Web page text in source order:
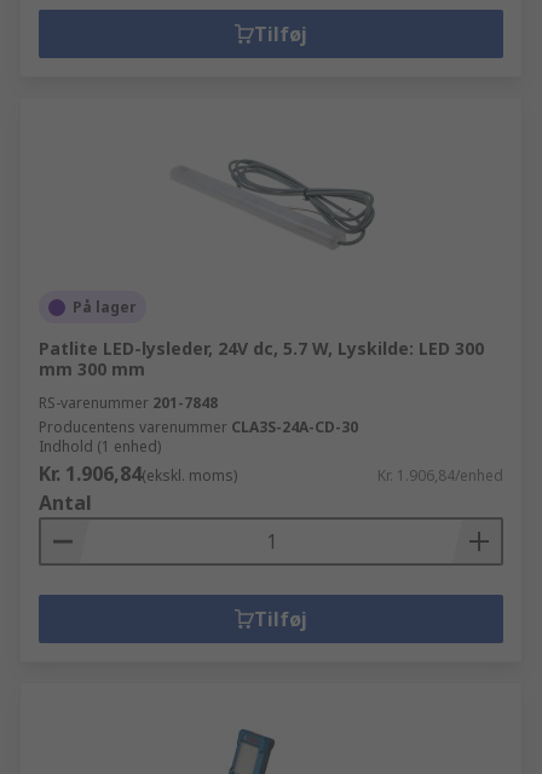
Tilføj
På lager
Patlite LED-lysleder, 24V dc, 5.7 W, Lyskilde: LED 300
mm 300 mm
RS-varenummer 201-7848
Producentens varenummer CLA3S-24A-CD-30
Indhold (1 enhed)
Kr. 1.906,84(ekskl. moms) Kr. 1.906,84/enhed
Antal
Tilføj